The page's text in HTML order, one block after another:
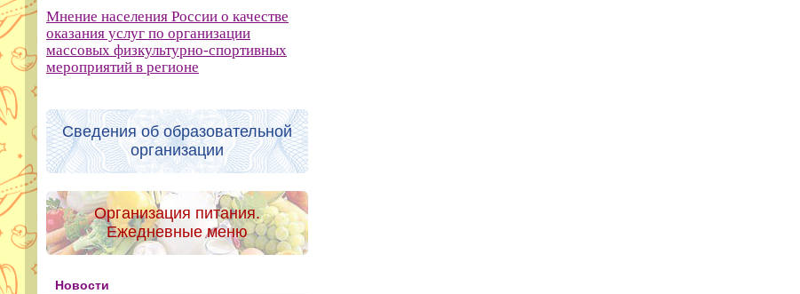
Мнение населения России о качестве
оказания услуг по организации
массовых физкультурно-спортивных
мероприятий в регионе
Сведения об образовательной
организации
Организация питания.
Ежедневные меню
Новости